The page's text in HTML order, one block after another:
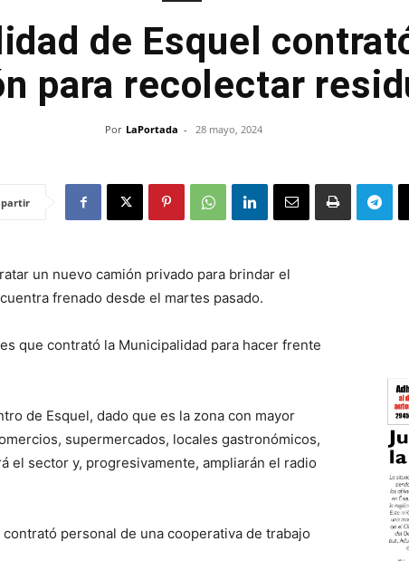
de Esquel
para recolectar
Por LaPortada - 28 mayo, 2024
un nuevo camión privado para brindar el
frenado desde el martes pasado.
que contrató la Municipalidad para hacer frente
de Esquel, dado que es la zona con mayor
supermercados, locales gastronómicos,
el sector y, progresivamente, ampliarán el radio
personal de una cooperativa de trabajo